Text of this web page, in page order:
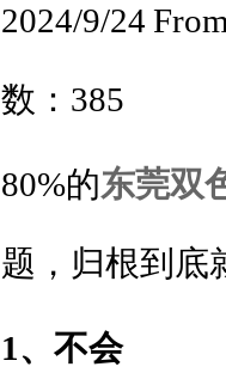
2024/9/24
数： 385
80%的东莞双
题，归根到底
1、不会